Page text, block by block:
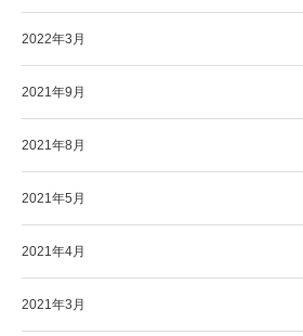
2022年3月
2021年9月
2021年8月
2021年5月
2021年4月
2021年3月